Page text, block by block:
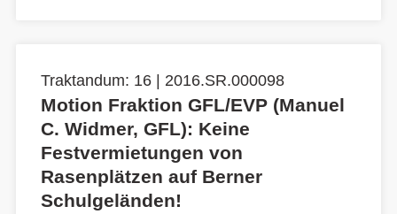
Traktandum: 16 | 2016.SR.000098
Motion Fraktion GFL/EVP (Manuel
C. Widmer, GFL): Keine
Festvermietungen von
Rasenplätzen auf Berner
Schulgeländen!